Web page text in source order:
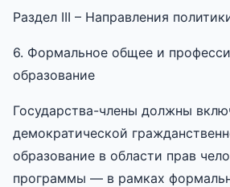
Раздел III – Направления
6. Формальное общее и
образование
Государства-члены должны
демократической
образование в области прав
программы — в рамках